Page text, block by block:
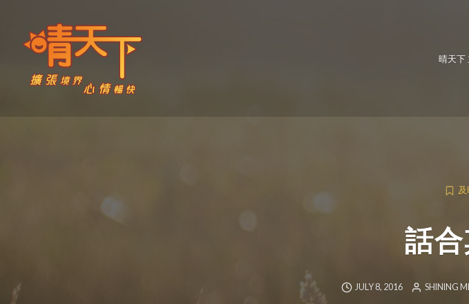
content
晴天下
及
話
JULY 8, 2016 SHINING